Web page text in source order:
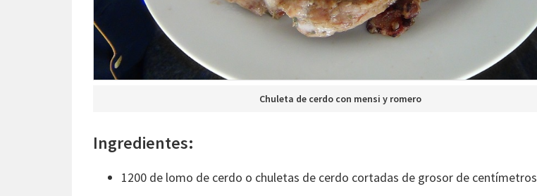
Chuleta de cerdo con mensi y romero
Ingredientes:
1200 de lomo de cerdo o chuletas de cerdo cortadas de grosor de centímetros